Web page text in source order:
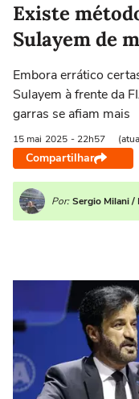
Existe
Sulayem de
Embora errático
Sulayem à frente da
garras se afiam mais
15 mai 2025 - 22h57
Compartilhar
Por: Sergio Milani /